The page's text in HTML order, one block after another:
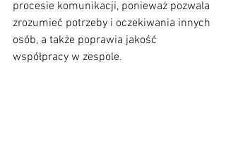
procesie komunikacji, ponieważ pozwala
zrozumieć potrzeby i oczekiwania innych
osób, a także poprawia jakość
współpracy w zespole.